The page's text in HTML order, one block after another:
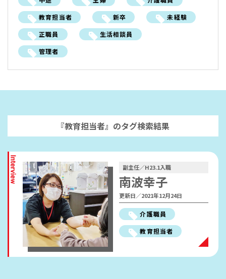
RECRUIT SITE
ながおか医療生協グループ
働きやすさ・福利厚生
人材開発の考え方
職員インタビュー
採用FAQ
教育担当者
新卒
未経験
正職員
生活相談員
管理者
『教育担当者』のタグ検索結果
副主任／H23.1入職
南波幸子
更新日／2021年12月24日
介護職員
教育担当者